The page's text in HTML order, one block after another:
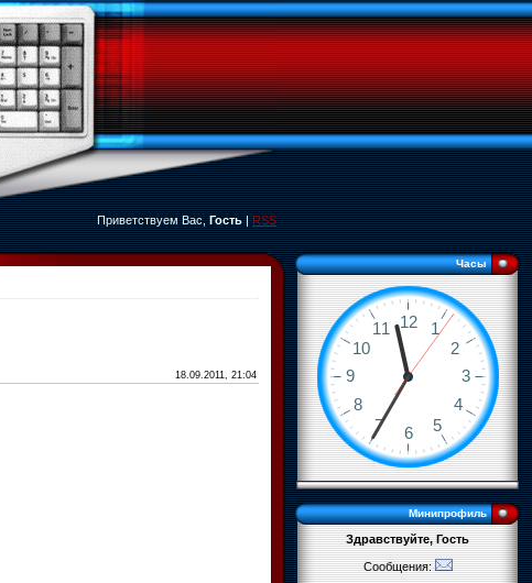
Приветствуем Вас, Гость|RSS
18.09.2011, 21:04
Часы
Минипрофиль
Здравствуйте, Гость
Сообщения: